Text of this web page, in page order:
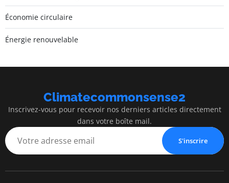
Économie circulaire
Énergie renouvelable
Climatecommonsense2
Inscrivez-vous pour recevoir nos derniers articles directement
dans votre boîte mail.
S'inscrire